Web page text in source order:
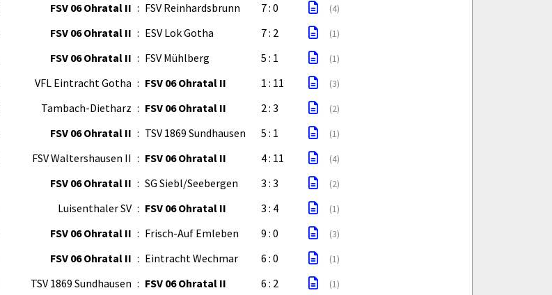
FSV 06 Ohratal II : FSV Reinhardsbrunn 7 : 0 (4)
FSV 06 Ohratal II : ESV Lok Gotha 7 : 2 (1)
FSV 06 Ohratal II : FSV Mühlberg 5 : 1 (1)
VFL Eintracht Gotha : FSV 06 Ohratal II 1 : 11 (3)
Tambach-Dietharz : FSV 06 Ohratal II 2 : 3 (2)
FSV 06 Ohratal II : TSV 1869 Sundhausen 5 : 1 (1)
FSV Waltershausen II : FSV 06 Ohratal II 4 : 11 (4)
FSV 06 Ohratal II : SG Siebl/Seebergen 3 : 3 (2)
Luisenthaler SV : FSV 06 Ohratal II 3 : 4 (1)
FSV 06 Ohratal II : Frisch-Auf Emleben 9 : 0 (3)
FSV 06 Ohratal II : Eintracht Wechmar 6 : 0 (1)
TSV 1869 Sundhausen : FSV 06 Ohratal II 6 : 2 (1)